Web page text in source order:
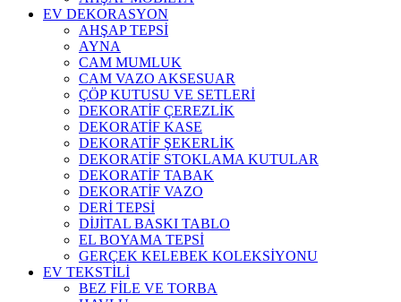
EV DEKORASYON
AHŞAP TEPSİ
AYNA
CAM MUMLUK
CAM VAZO AKSESUAR
ÇÖP KUTUSU VE SETLERİ
DEKORATİF ÇEREZLİK
DEKORATİF KASE
DEKORATİF ŞEKERLİK
DEKORATİF STOKLAMA KUTULAR
DEKORATİF TABAK
DEKORATİF VAZO
DERİ TEPSİ
DİJİTAL BASKI TABLO
EL BOYAMA TEPSİ
GERÇEK KELEBEK KOLEKSİYONU
EV TEKSTİLİ
BEZ FİLE VE TORBA